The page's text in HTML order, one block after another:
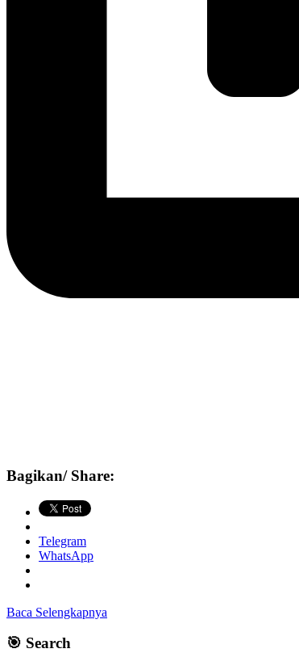
Bagikan/ Share:
Telegram
WhatsApp
Baca Selengkapnya
🎯 Search